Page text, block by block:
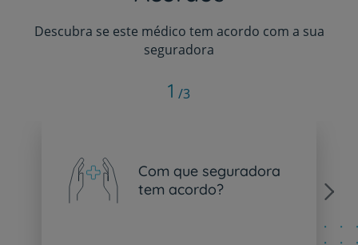
Descubra se este médico tem acordo com a sua
seguradora
Com que seguradora
tem acordo?
Next
1 /3